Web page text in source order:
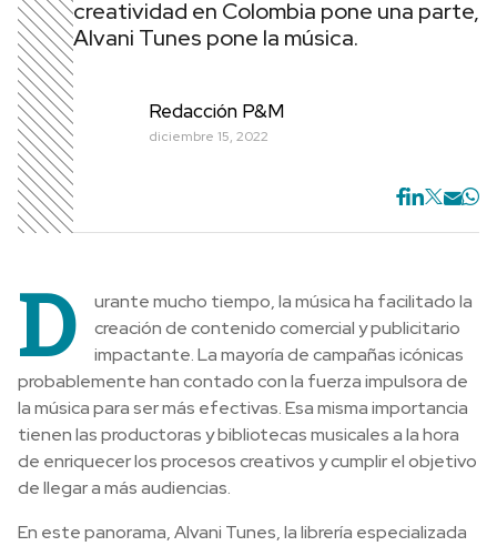
creatividad en Colombia pone una parte,
Alvani Tunes pone la música.
Redacción P&M
diciembre 15, 2022
D
urante mucho tiempo, la música ha facilitado la
creación de contenido comercial y publicitario
impactante. La mayoría de campañas icónicas
probablemente han contado con la fuerza impulsora de
la música para ser más efectivas. Esa misma importancia
tienen las productoras y bibliotecas musicales a la hora
de enriquecer los procesos creativos y cumplir el objetivo
de llegar a más audiencias.
En este panorama, Alvani Tunes, la librería especializada